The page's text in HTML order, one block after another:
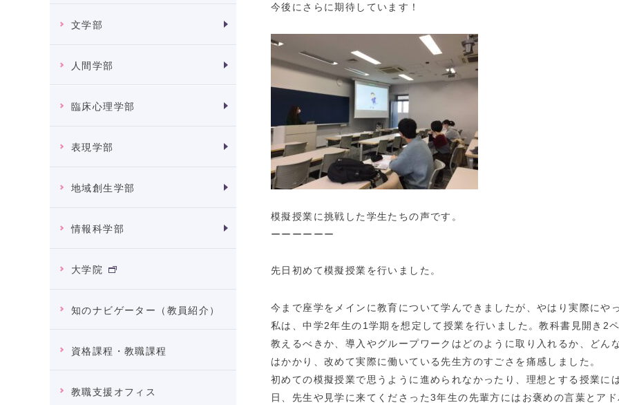
文学部
人間学部
臨床心理学部
表現学部
地域創生学部
情報科学部
大学院
知のナビゲーター（教員紹介）
資格課程・教職課程
教職支援オフィス
今後にさらに期待しています！
模擬授業に挑戦した学生たちの声です。
ーーーーーー
先日初めて模擬授業を行いました。
今まで座学をメインに教育について学んできましたが、やはり実際にや
私は、中学2年生の1学期を想定して授業を行いました。教科書見開き2
教えるべきか、導入やグループワークはどのように取り入れるか、どん
はかかり、改めて実際に働いている先生方のすごさを痛感しました。
初めての模擬授業で思うように進められなかったり、理想とする授業に
日、先生や見学に来てくださった3年生の先輩方に はお褒めの言葉とア